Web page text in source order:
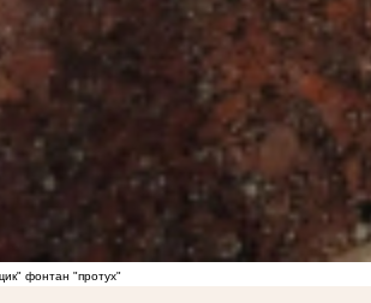
фонтан "протух"